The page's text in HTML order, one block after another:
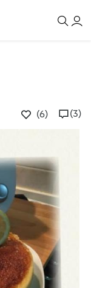
(6) (3)